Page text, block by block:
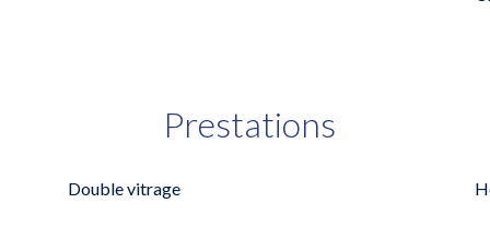
Prestations
Double vitrage